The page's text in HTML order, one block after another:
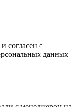
и согласен с
данных